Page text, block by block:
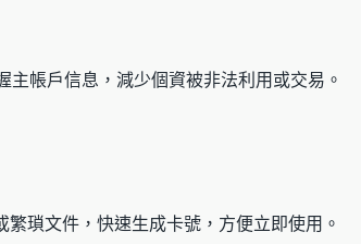
帳戶信息，減少個資被非法利用或交易。
瑣文件，快速生成卡號，方便立即使用。